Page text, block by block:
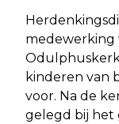
medewerking
kinderen van
voor. Na de
gelegd bij het